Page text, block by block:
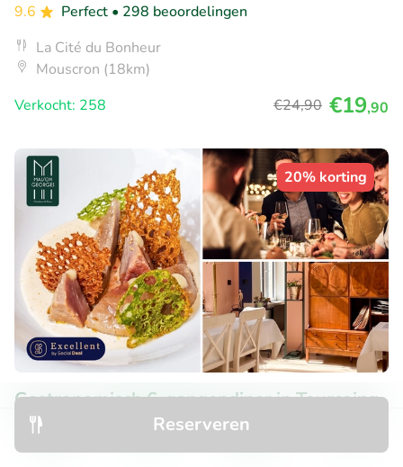
Reserveren
9.6
Perfect • 298 beoordelingen
La Cité du Bonheur
Mouscron (18km)
Verkocht: 258
€24,90 €19,90
20% korting
Gastronomisch 6-gangendiner in Tourcoing
• 1 beoordeling